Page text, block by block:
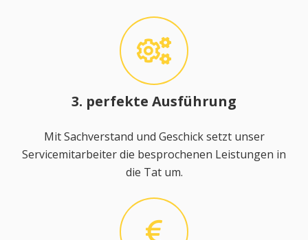
3. perfekte Ausführung
Mit Sachverstand und Geschick setzt unser
Servicemitarbeiter die besprochenen Leistungen in
die Tat um.